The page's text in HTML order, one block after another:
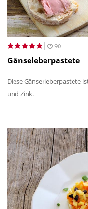
90
Gänseleberpastete
Diese Gänserleberpastete
und Zink.